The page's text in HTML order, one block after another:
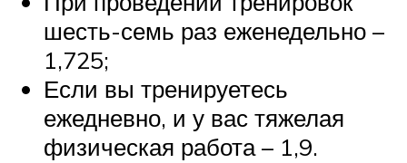
шесть-семь раз еженедельно –
1,725;
Если вы тренируетесь
ежедневно, и у вас тяжелая
физическая работа – 1,9.